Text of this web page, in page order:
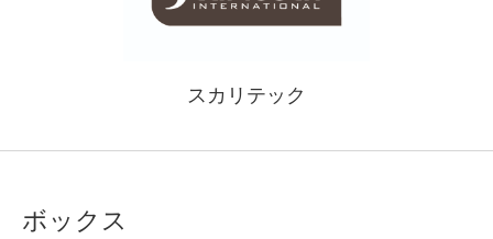
スカリテック
ボックス